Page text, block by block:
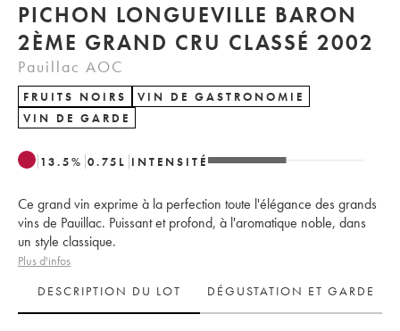
PICHON LONGUEVILLE BARON
2ÈME GRAND CRU CLASSÉ 2002
Pauillac AOC
FRUITS NOIRS
VIN DE GASTRONOMIE
VIN DE GARDE
13.5% 0.75 L INTENSITÉ
Ce grand vin exprime à la perfection toute l'élégance des grands
vins de Pauillac. Puissant et profond, à l'aromatique noble, dans
un style classique.
Plus d'infos
DESCRIPTION DU LOT
DÉGUSTATION ET GARDE